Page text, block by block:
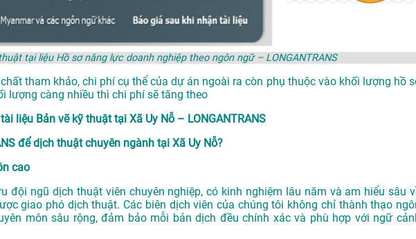
tại liệu Hồ sơ năng lực doanh nghiệp theo ngôn ngữ – LONGANTRANS
tham khảo, chi phí cụ thể của dự án ngoài ra còn phụ thuộc vào khối lượng hồ
lượng càng nhiều thì chi phí sẽ tăng theo
liệu Bản vẽ kỹ thuật tại Xã Uy Nỗ – LONGANTRANS
để dịch thuật chuyên ngành tại Xã Uy Nỗ?
cao
đội ngũ dịch thuật viên chuyên nghiệp, có kinh nghiệm lâu năm và am hiểu sâu
giao phó dịch thuật. Các biên dịch viên của chúng tôi không chỉ thành thạo
môn sâu rộng, đảm bảo mỗi bản dịch đều chính xác và phù hợp với ngữ